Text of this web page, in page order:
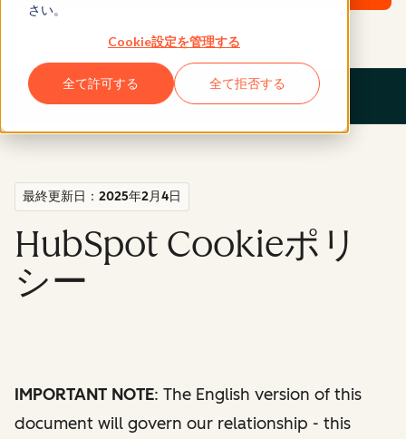
さい。
Cookie設定を管理する
全て許可する 全て拒否する
Menu
最終更新日：2025年2月4日
HubSpot Cookieポリ
シー
IMPORTANT NOTE: The English version of this
document will govern our relationship - this